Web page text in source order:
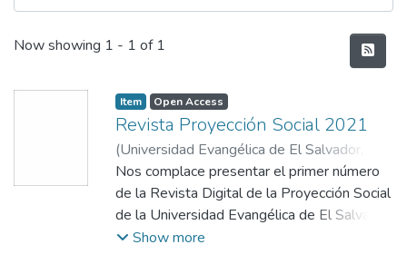
Recent Submissions
Now showing 1 - 1 of 1
Item Open Access
Revista Proyección Social 2021
(Universidad Evangélica de El Salvador,
2021-11)Vicerrectoría de Investigación y
Proyección Social
Nos complace presentar el primer número
de la Revista Digital de la Proyección Social
de la Universidad Evangélica de El Salvador,
una deuda pendiente con la comunidad
Show more